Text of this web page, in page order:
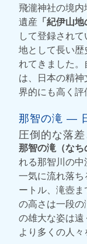
飛瀧神社の境
遺産 「紀伊山
して登録され
地として長い
れてきました
は、日本の精
界的にも高く評
那智の滝 ―
圧倒的な落
那智の滝（なち
れる那智川の
一気に流れ落
ートル、滝壺
の高さは一段
の雄大な姿は
より多くの人々